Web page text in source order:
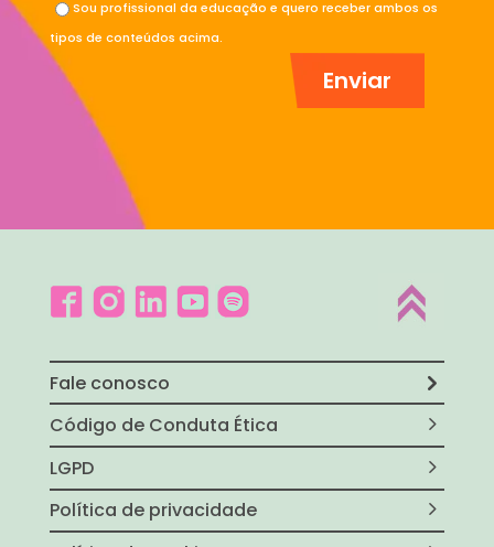
Sou profissional da educação e quero receber ambos os
tipos de conteúdos acima.
Fale conosco
Código de Conduta Ética
LGPD
Política de privacidade